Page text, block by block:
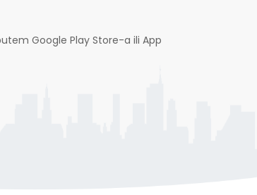
Google Play Store-a ili App